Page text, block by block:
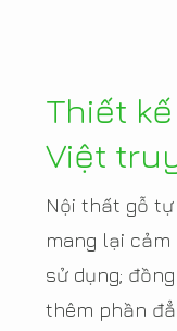
Thiết
Việt
Nội thất gỗ
mang lại cảm
sử dụng;
thêm phần